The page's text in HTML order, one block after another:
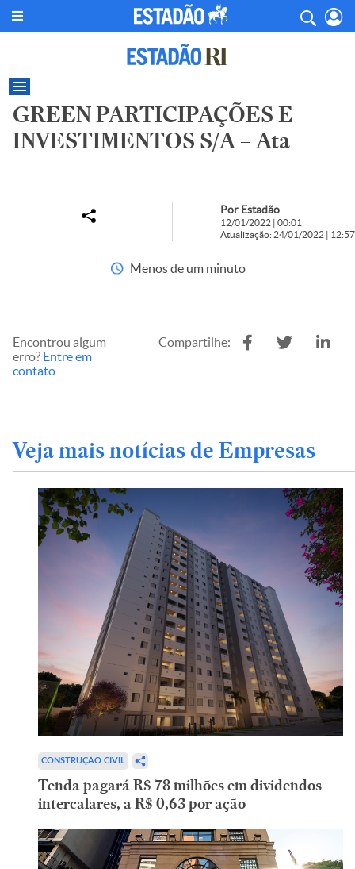
GREEN PARTICIPAÇÕES E
INVESTIMENTOS S/A – Ata
Por Estadão
12/01/2022 | 00:01
Atualização: 24/01/2022 | 12:57
Menos de um minuto
Encontrou algum
erro? Entre em
contato
Compartilhe:
Veja mais notícias de Empresas
CONSTRUÇÃO CIVIL
Tenda pagará R$ 78 milhões em dividendos
intercalares, a R$ 0,63 por ação